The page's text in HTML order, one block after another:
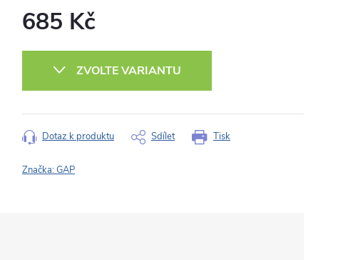
685 Kč
ZVOLTE VARIANTU
Tisk
Dotaz k produktu Sdílet
Značka:GAP